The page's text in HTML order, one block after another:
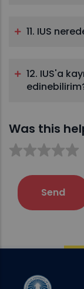
11. IUS
12. IUS'a
Was this